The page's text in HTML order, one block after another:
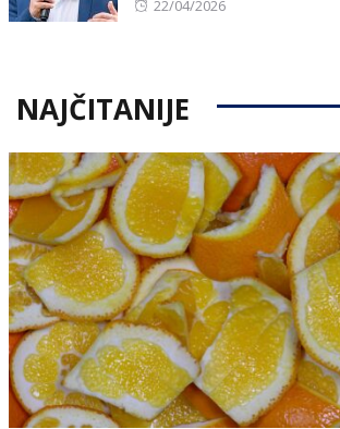
Posted
22/04/2026
NAJČITANIJE